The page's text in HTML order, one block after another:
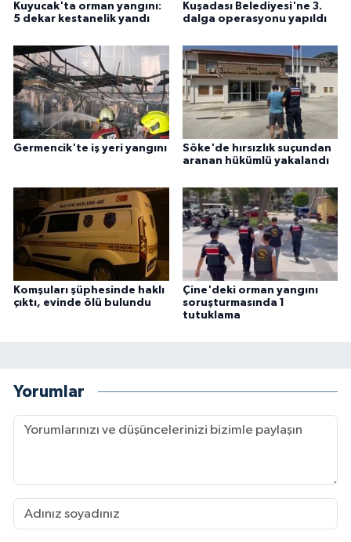
Kuyucak'ta orman yangını:
5 dekar kestanelik yandı
Kuşadası Belediyesi'ne 3.
dalga operasyonu yapıldı
Germencik'te iş yeri yangını
Söke'de hırsızlık suçundan
aranan hükümlü yakalandı
Komşuları şüphesinde haklı
çıktı, evinde ölü bulundu
Çine'deki orman yangını
soruşturmasında 1
tutuklama
Yorumlar